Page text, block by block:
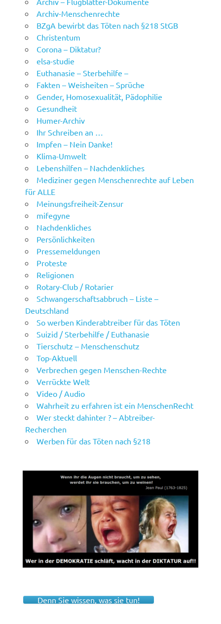
Archiv-Menschenrechte
BZgA bewirbt das Töten nach §218 StGB
Christentum
Corona – Diktatur?
elsa-studie
Euthanasie – Sterbehilfe –
Fakten – Weisheiten – Sprüche
Gender, Homosexualität, Pädophilie
Gesundheit
Humer-Archiv
Ihr Schreiben an …
Impfen – Nein Danke!
Klima-Umwelt
Lebenshilfen – Nachdenkliches
Mediziner gegen Menschenrechte auf Leben
für ALLE
Meinungsfreiheit-Zensur
mifegyne
Nachdenkliches
Persönlichkeiten
Pressemeldungen
Proteste
Religionen
Rotary-Club / Rotarier
Schwangerschaftsabbruch – Liste –
Deutschland
So werben Kinderabtreiber für das Töten
Suizid / Sterbehilfe / Euthanasie
Tierschutz – Menschenschutz
Top-Aktuell
Verbrechen gegen Menschen-Rechte
Verrückte Welt
Video / Audio
Wahrheit zu erfahren ist ein MenschenRecht
Wer steckt dahinter ? – Abtreiber-
Recherchen
Werben für das Töten nach §218
Denn Sie wissen, was sie tun!